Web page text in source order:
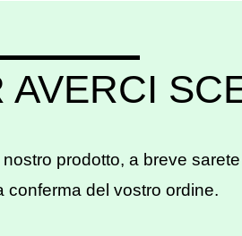
prodotto, a breve
conferma del vostro ordine.